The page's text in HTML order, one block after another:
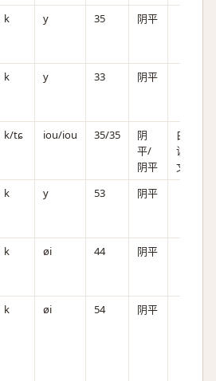
k y 35 阴平
k y 33 阴平
k/tɕ iou/iou 35/35
阴
平/
阴平
白
读。
文读
k y 53 阴平
k øi 44 阴平
k øi 54 阴平